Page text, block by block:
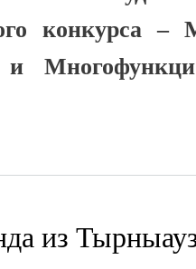
конкурса –
из